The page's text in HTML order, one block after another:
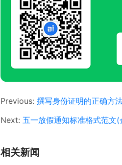
Previous: 撰写身份证明的正确方
Next: 五一放假通知标准格式范文
相关新闻